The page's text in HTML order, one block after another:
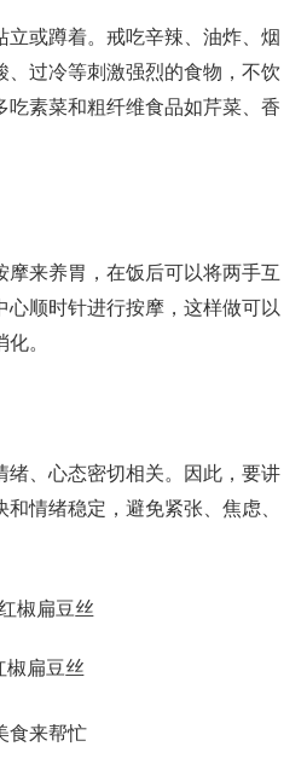
立或蹲着。戒吃辛辣、油炸、烟
、过冷等刺激强烈的食物，不饮
吃素菜和粗纤维食品如芹菜、香
摩来养胃，在饭后可以将两手互
顺时针进行按摩，这样做可以
。
绪、心态密切相关。因此，要讲
情绪稳定，避免紧张、焦虑、
椒扁豆丝
食来帮忙